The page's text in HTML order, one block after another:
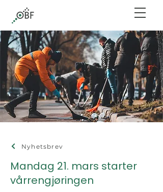
Nyhetsbrev
Mandag 21. mars starter
vårrengjøringen